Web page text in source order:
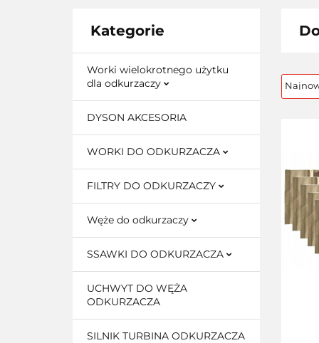
Kategorie
Worki wielokrotnego użytku
dla odkurzaczy
DYSON AKCESORIA
WORKI DO ODKURZACZA
FILTRY DO ODKURZACZY
Węże do odkurzaczy
SSAWKI DO ODKURZACZA
UCHWYT DO WĘŻA
ODKURZACZA
SILNIK TURBINA ODKURZACZA